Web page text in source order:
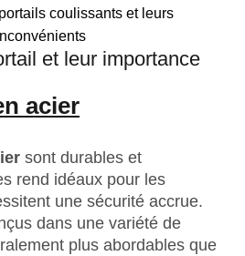
et leur importance
acier
sont durables et
rend idéaux pour les
une sécurité accrue.
dans une variété de
plus abordables que